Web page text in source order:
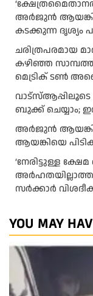
അർജുൻ ആയങ്കി,
കടക്കുന്ന ദൃശ്യം
ചരിത്രപരമായ
കഴിഞ്ഞ
മെട്രിക് ടണ്‍
വാട്‌സ്ആപ്പിലൂടെ
ബുക്ക് ചെയ്യാം;
അർജുൻ
ആയങ്കിയെ
‘നേരിട്ടുള്ള
സർക്കാ‍ർ
YOU MAY